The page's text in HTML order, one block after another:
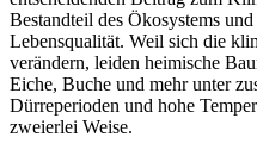
Bestandteil des Ökosystems
Lebensqualität. Weil sich die
verändern, leiden heimische
Eiche, Buche und mehr unter
Dürreperioden und hohe
zweierlei Weise.